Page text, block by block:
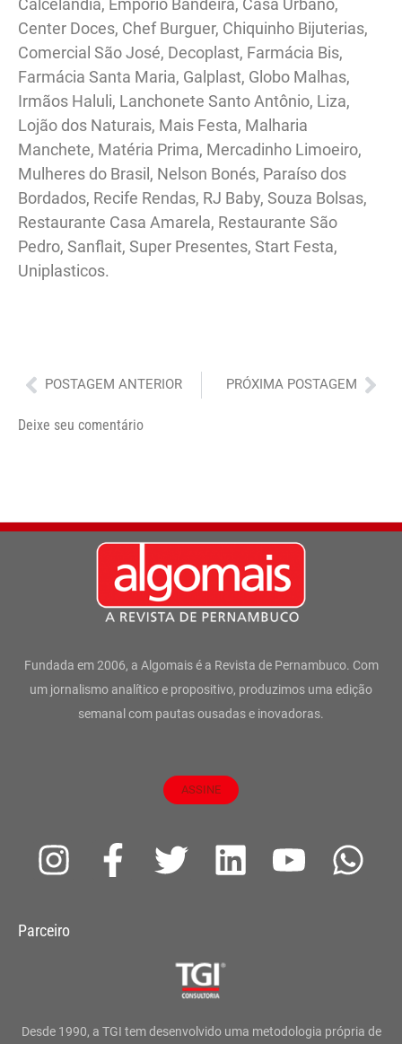
Calcelândia, Empório Bandeira, Casa Urbano,
Center Doces, Chef Burguer, Chiquinho Bijuterias,
Comercial São José, Decoplast, Farmácia Bis,
Farmácia Santa Maria, Galplast, Globo Malhas,
Irmãos Haluli, Lanchonete Santo Antônio, Liza,
Lojão dos Naturais, Mais Festa, Malharia
Manchete, Matéria Prima, Mercadinho Limoeiro,
Mulheres do Brasil, Nelson Bonés, Paraíso dos
Bordados, Recife Rendas, RJ Baby, Souza Bolsas,
Restaurante Casa Amarela, Restaurante São
Pedro, Sanflait, Super Presentes, Start Festa,
Uniplasticos.
Anterior
POSTAGEM ANTERIOR PRÓXIMA POSTAGEM
Deixe seu comentário
Fundada em 2006, a Algomais é a Revista de Pernambuco. Com
um jornalismo analítico e propositivo, produzimos uma edição
semanal com pautas ousadas e inovadoras.
ASSINE
I
s
g
F
a
o
T
t
e
L
d
Y
b
W
a
Parceiro
Desde 1990, a TGI tem desenvolvido uma metodologia própria de